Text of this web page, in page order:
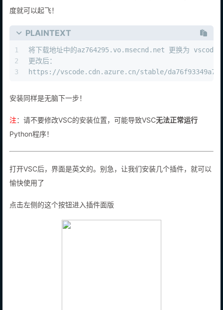
度就可以起飞！
PLAINTEXT
1
2
3
将下载地址中的az764295.vo.msecnd.net 更换为
更改后：
https://vscode.cdn.azure.cn/stable/
安装同样是无脑下一步！
注：请不要修改VSC的安装位置，可能导致VSC无法正常运行
Python程序！
打开VSC后，界面是英文的。别急，让我们安装几个插件，就可以
愉快使用了
点击左侧的这个按钮进入插件面版